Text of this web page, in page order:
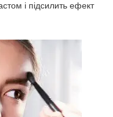
і підсилить ефект